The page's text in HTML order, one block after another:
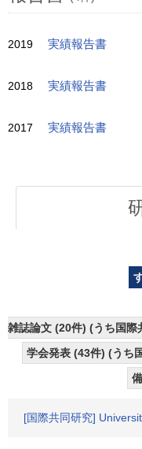
2019 実績報告書
2018 実績報告書
2017 実績報告書
雑誌論文 (20件) (うち国際
学会発表 (43件) (うち
[国際共同研究]